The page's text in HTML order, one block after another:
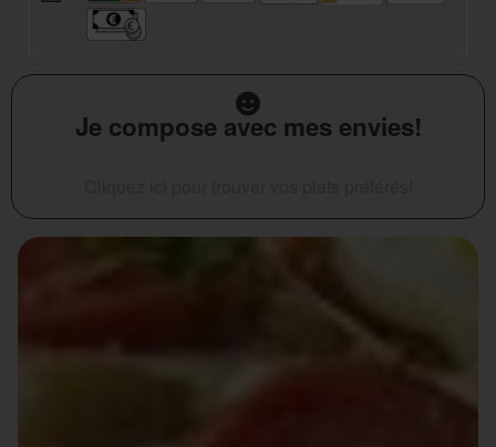
Je compose avec mes envies!